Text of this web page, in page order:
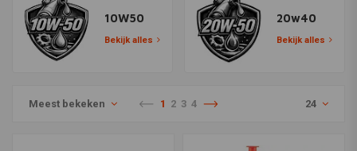
10W50
Bekijk alles
20w40
Bekijk alles
Meest bekeken 1 2 3 4 24